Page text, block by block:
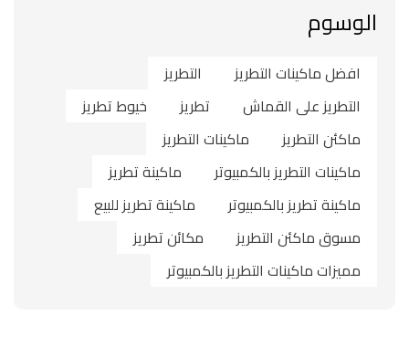
الوسوم
افضل ماكينات التطريز
التطريز
التطريز على القماش
تطريز
خيوط تطريز
ماكئن التطريز
ماكينات التطريز
ماكينات التطريز بالكمبيوتر
ماكينة تطريز
ماكينة تطريز بالكمبيوتر
ماكينة تطريز للبيع
مسوق ماكئن التطريز
مكائن تطريز
مميزات ماكينات التطريز بالكمبيوتر